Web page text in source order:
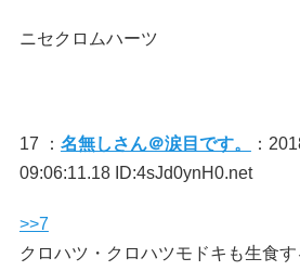
ニセクロムハーツ
17 ： 名無しさん＠涙目です。
：
09:06:11.18 ID:4sJd0ynH0.net
>>7
クロハツ・クロハツモドキも生食